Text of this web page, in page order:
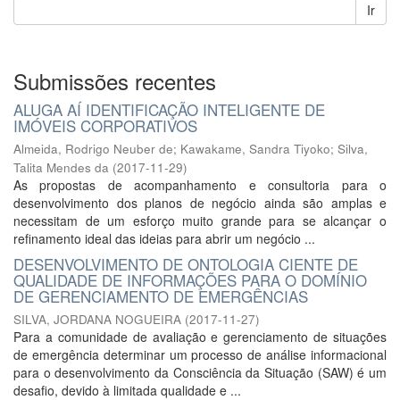
Ir
Submissões recentes
ALUGA AÍ IDENTIFICAÇÃO INTELIGENTE DE
IMÓVEIS CORPORATIVOS
Almeida, Rodrigo Neuber de; Kawakame, Sandra Tiyoko; Silva,
Talita Mendes da (2017-11-29)
As propostas de acompanhamento e consultoria para o
desenvolvimento dos planos de negócio ainda são amplas e
necessitam de um esforço muito grande para se alcançar o
refinamento ideal das ideias para abrir um negócio ...
DESENVOLVIMENTO DE ONTOLOGIA CIENTE DE
QUALIDADE DE INFORMAÇÕES PARA O DOMÍNIO
DE GERENCIAMENTO DE EMERGÊNCIAS
SILVA, JORDANA NOGUEIRA (2017-11-27)
Para a comunidade de avaliação e gerenciamento de situações
de emergência determinar um processo de análise informacional
para o desenvolvimento da Consciência da Situação (SAW) é um
desafio, devido à limitada qualidade e ...